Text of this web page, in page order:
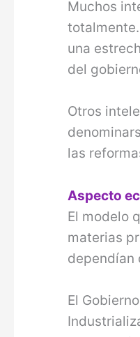
Muchos
una
del
Otros
las
Aspecto
El modelo
materias
dependían
El